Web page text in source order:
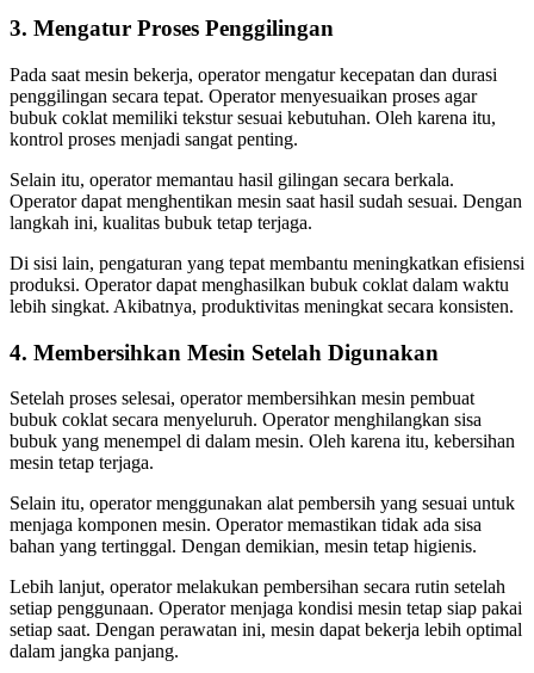
3. Mengatur Proses Penggilingan
Pada saat mesin bekerja, operator mengatur kecepatan dan durasi
penggilingan secara tepat. Operator menyesuaikan proses agar
bubuk coklat memiliki tekstur sesuai kebutuhan. Oleh karena itu,
kontrol proses menjadi sangat penting.
Selain itu, operator memantau hasil gilingan secara berkala.
Operator dapat menghentikan mesin saat hasil sudah sesuai. Dengan
langkah ini, kualitas bubuk tetap terjaga.
Di sisi lain, pengaturan yang tepat membantu meningkatkan efisiensi
produksi. Operator dapat menghasilkan bubuk coklat dalam waktu
lebih singkat. Akibatnya, produktivitas meningkat secara konsisten.
4. Membersihkan Mesin Setelah Digunakan
Setelah proses selesai, operator membersihkan mesin pembuat
bubuk coklat secara menyeluruh. Operator menghilangkan sisa
bubuk yang menempel di dalam mesin. Oleh karena itu, kebersihan
mesin tetap terjaga.
Selain itu, operator menggunakan alat pembersih yang sesuai untuk
menjaga komponen mesin. Operator memastikan tidak ada sisa
bahan yang tertinggal. Dengan demikian, mesin tetap higienis.
Lebih lanjut, operator melakukan pembersihan secara rutin setelah
setiap penggunaan. Operator menjaga kondisi mesin tetap siap pakai
setiap saat. Dengan perawatan ini, mesin dapat bekerja lebih optimal
dalam jangka panjang.